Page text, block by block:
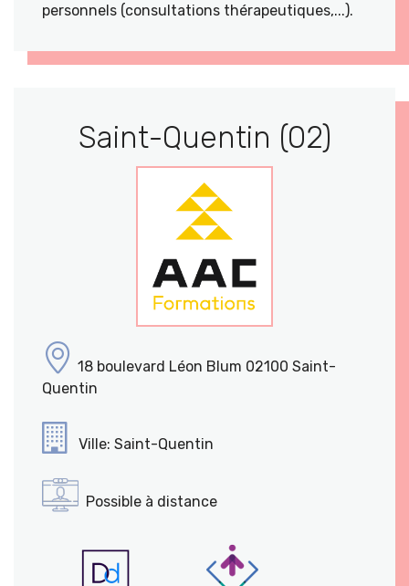
personnels (consultations thérapeutiques,...).
Saint-Quentin (02)
18 boulevard Léon Blum 02100 Saint-
Quentin
Ville: Saint-Quentin
Possible à distance